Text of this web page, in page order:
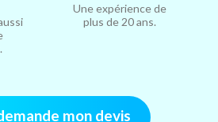
Une expérience de
plus de 20 ans.
mon devis